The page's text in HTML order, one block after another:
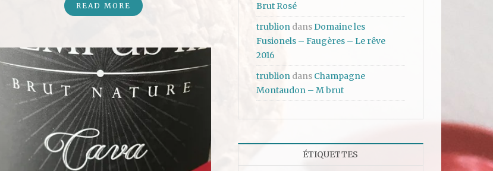
READ MORE
Brut Rosé
trubliondansDomaine les
Fusionels – Faugères – Le rêve
2016
trubliondans Champagne
Montaudon – M brut
ÉTIQUETTES